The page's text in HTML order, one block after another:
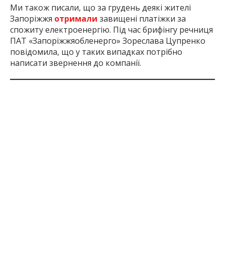
Ми також писали, що за грудень деякі жителі
Запоріжжя отримали завищені платіжки за
спожиту електроенергію. Під час брифінгу речниця
ПАТ «Запоріжжяобленерго» Зореслава Цупренко
повідомила, що у таких випадках потрібно
написати звернення до компанії.